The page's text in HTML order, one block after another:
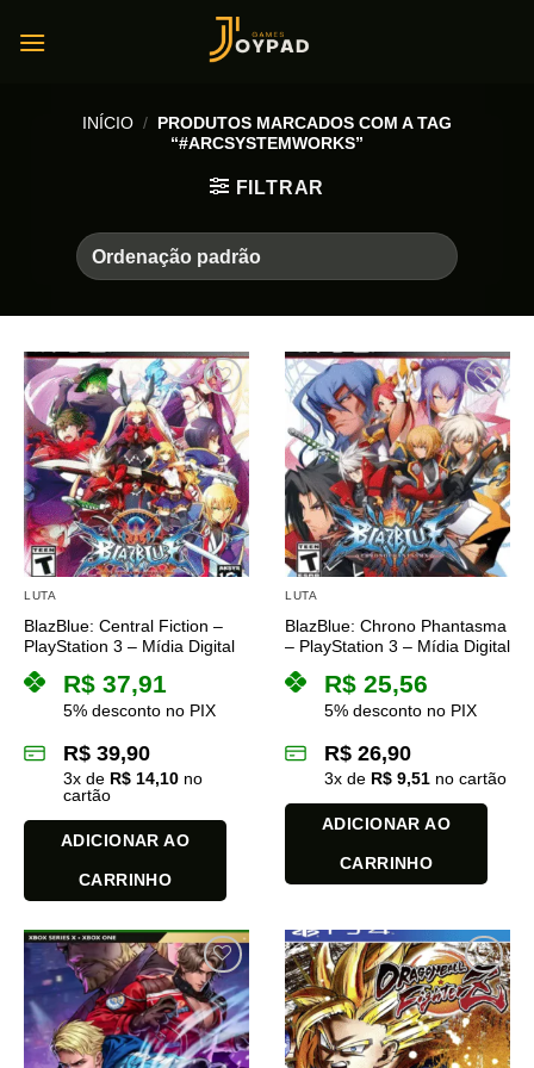
INÍCIO / PRODUTOS MARCADOS COM A TAG
“#ARCSYSTEMWORKS”
FILTRAR
LUTA
BlazBlue: Central Fiction –
PlayStation 3 – Mídia Digital
R$ 37,91
5% desconto no PIX
R$ 39,90
3x de R$ 14,10 no
cartão
ADICIONAR AO
CARRINHO
LUTA
BlazBlue: Chrono Phantasma
– PlayStation 3 – Mídia Digital
R$ 25,56
5% desconto no PIX
R$ 26,90
3x de R$ 9,51 no cartão
ADICIONAR AO
CARRINHO